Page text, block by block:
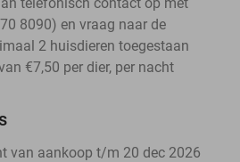
8090) en vraag naar de
2 huisdieren toegestaan
€7,50 per dier, per nacht
van aankoop t/m 20 dec 2026